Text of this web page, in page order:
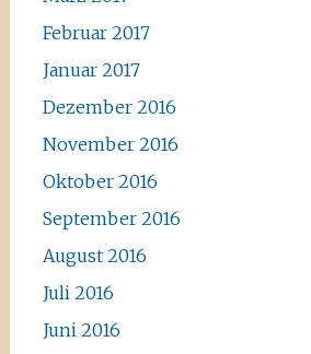
Februar 2017
Januar 2017
Dezember 2016
November 2016
Oktober 2016
September 2016
August 2016
Juli 2016
Juni 2016